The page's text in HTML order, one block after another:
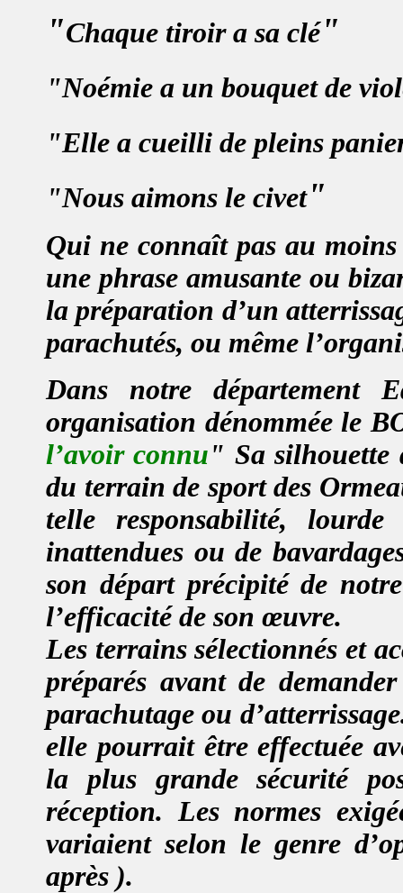
"Chaque tiroir a sa clé"
"Noémie a un bouquet de
"Elle a cueilli de pleins
"Nous aimons le civet"
Qui ne connaît pas au moins
une phrase amusante ou
la préparation d’un
parachutés, ou même
Dans notre département
organisation dénommée le
l’avoir connu" Sa silhouette
du terrain de sport des
telle responsabilité,
inattendues ou de
son départ précipité de
l’efficacité de son œuvre.
Les terrains sélectionnés et
préparés avant de
parachutage ou
elle pourrait être effectuée
la plus grande sécurité
réception. Les normes
variaient selon le genre
après ).